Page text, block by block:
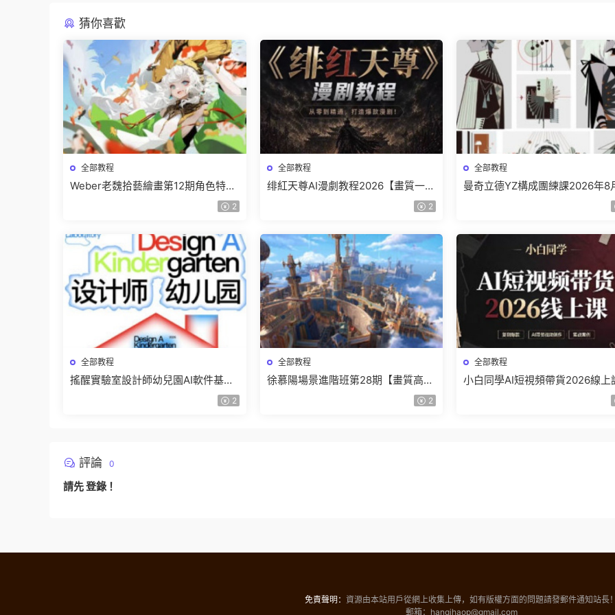
猜你喜歡
全部教程
Weber老魏拾藝繪畫第12期角色特訓
2
全部教程
绯紅天尊AI漫劇教程2026【畫質一般
2
全部教程
曼奇立德YZ構成團練課2026年8
全部教程
搖醒實驗室設計師幼兒園AI軟件基礎
2
全部教程
徐慕陽場景進階班第28期【畫質高清
2
全部教程
小白同學AI短視頻帶貨2026線上
評論 0
請先登錄 ！
免責聲明： 資源由本站用戶從網上收集上傳，如有版權方面的問題請發郵件通知站長
郵箱：hanqihaop@gmail.com